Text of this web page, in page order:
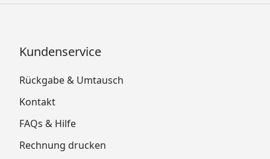
Kundenservice
Rückgabe & Umtausch
Kontakt
FAQs & Hilfe
Rechnung drucken